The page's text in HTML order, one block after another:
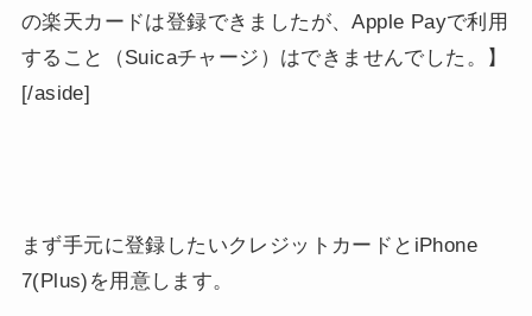
の楽天カードは登録できましたが、Apple Payで利用
すること（Suicaチャージ）はできませんでした。】
[/aside]
まず手元に登録したいクレジットカードとiPhone
7(Plus)を用意します。